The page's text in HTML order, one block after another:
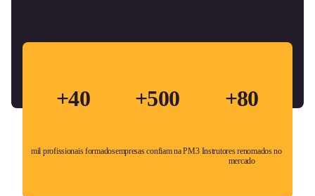
+40
mil profissionais formados
+500
empresas confiam na PM3
+80
Instrutores renomados no
mercado